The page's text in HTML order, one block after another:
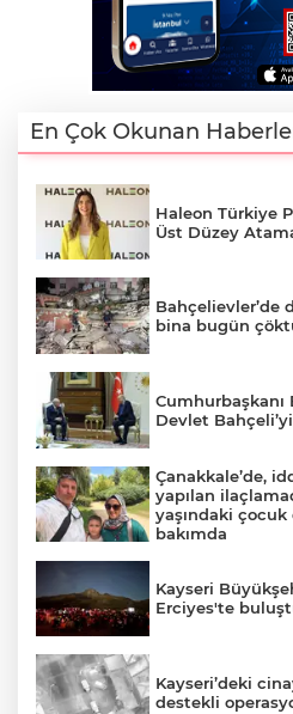
En Çok Okunan
Haleon Türkiye
Üst Düzey
Bahçelievler’de
bina bugün
Cumhurbaşkanı
Devlet
Çanakkale’de,
yapılan
yaşındaki
bakımda
Kayseri
Erciyes'te
Kayseri’deki
destekli